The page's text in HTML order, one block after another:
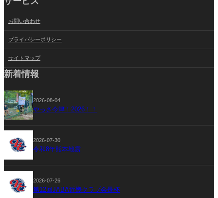
お問い合わせ
プライバシーポリシー
サイトマップ
新着情報
2026-08-04
やっさ今津！2026！！
2026-07-30
令和8年熊本地震
2026-07-26
第12回JABA近畿クラブ会長杯